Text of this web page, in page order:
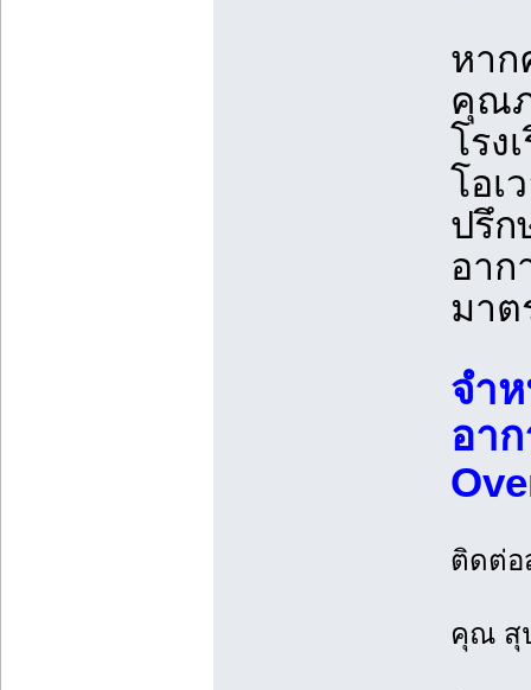
หาก
คุณภ
โรง
โอเ
ปรึก
อาก
มาต
จำ
อา
ติดต่อ
คุณ สุ